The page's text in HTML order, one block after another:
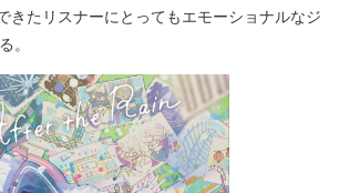
きたリスナーにとってもエモーショナルなジ
。